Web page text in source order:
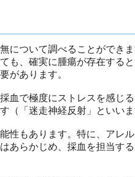
について調べることができ
も、確実に腫瘍が存在する
があります。
血で極度にストレスを感じ
（「迷走神経反射」といいま
性もあります。特に、アレ
あらかじめ、採血を担当す